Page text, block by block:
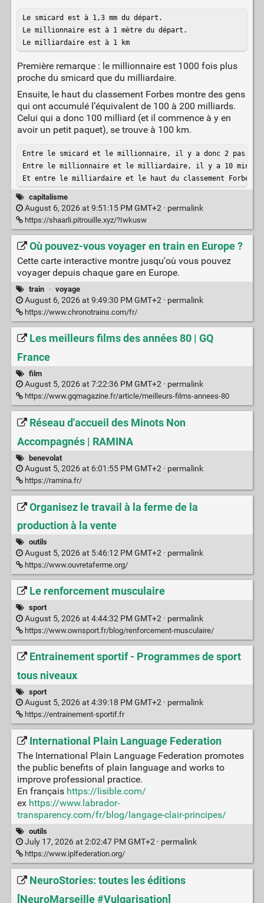
Le smicard est à 1,3 mm du départ.
Le millionnaire est à 1 mètre du départ.
Le milliardaire est à 1 km
Première remarque : le millionnaire est 1000 fois plus
proche du smicard que du milliardaire.
Ensuite, le haut du classement Forbes montre des gens
qui ont accumulé l’équivalent de 100 à 200 milliards.
Celui qui a donc 100 milliard (et il commence à y en
avoir un petit paquet), se trouve à 100 km.
Entre le smicard et le millionnaire, il y a donc 2 pas.
Entre le millionnaire et le milliardaire, il y a 10 minutes
Et entre le milliardaire et le haut du classement
capitalisme
August 6, 2026 at 9:51:15 PM GMT+2 · permalink
https://shaarli.pitrouille.xyz/?Iwkusw
Où pouvez-vous voyager en train en Europe ?
Cette carte interactive montre jusqu'où vous pouvez
voyager depuis chaque gare en Europe.
train · voyage
August 6, 2026 at 9:49:30 PM GMT+2 · permalink
https://www.chronotrains.com/fr/
Les meilleurs films des années 80 | GQ
France
film
August 5, 2026 at 7:22:36 PM GMT+2 · permalink
https://www.gqmagazine.fr/article/meilleurs-films-annees-80
Réseau d'accueil des Minots Non
Accompagnés | RAMINA
benevolat
August 5, 2026 at 6:01:55 PM GMT+2 · permalink
https://ramina.fr/
Organisez le travail à la ferme de la
production à la vente
outils
August 5, 2026 at 5:46:12 PM GMT+2 · permalink
https://www.ouvretaferme.org/
Le renforcement musculaire
sport
August 5, 2026 at 4:44:32 PM GMT+2 · permalink
https://www.ownsport.fr/blog/renforcement-musculaire/
Entrainement sportif - Programmes de sport
tous niveaux
sport
August 5, 2026 at 4:39:18 PM GMT+2 · permalink
https://entrainement-sportif.fr
International Plain Language Federation
The International Plain Language Federation promotes
the public benefits of plain language and works to
improve professional practice.
En français https://lisible.com/
ex https://www.labrador-
transparency.com/fr/blog/langage-clair-principes/
outils
July 17, 2026 at 2:02:47 PM GMT+2 · permalink
https://www.iplfederation.org/
NeuroStories: toutes les éditions
[NeuroMarseille #Vulgarisation]